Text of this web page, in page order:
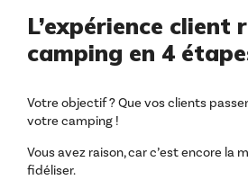
L’expérience client
camping en 4
Votre objectif ? Que vos clients
votre camping !
Vous avez raison, car c’est encore la
fidéliser.